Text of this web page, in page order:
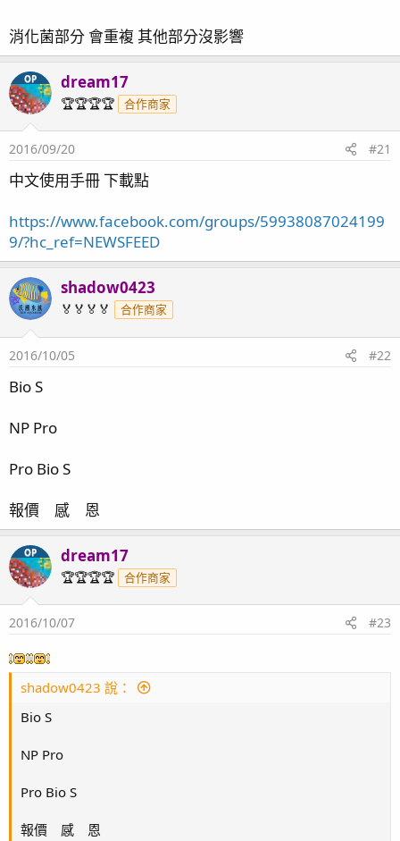
消化菌部分 會重複 其他部分沒影響
OP dream17
🏆🏆🏆🏆 合作商家
2016/09/20 #21
中文使用手冊 下載點
https://www.facebook.com/groups/59938087024199
9/?hc_ref=NEWSFEED
shadow0423
🏅🏅🏅🏅 合作商家
2016/10/05 #22
Bio S
NP Pro
Pro Bio S
報價 感 恩
OP dream17
🏆🏆🏆🏆 合作商家
2016/10/07 #23
shadow0423 說：
Bio S
NP Pro
Pro Bio S
報價 感 恩